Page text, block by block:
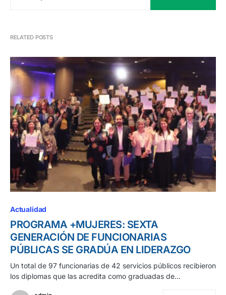
RELATED POSTS
Actualidad
PROGRAMA +MUJERES: SEXTA
GENERACIÓN DE FUNCIONARIAS
PÚBLICAS SE GRADÚA EN LIDERAZGO
Un total de 97 funcionarias de 42 servicios públicos recibieron
los diplomas que las acredita como graduadas de…